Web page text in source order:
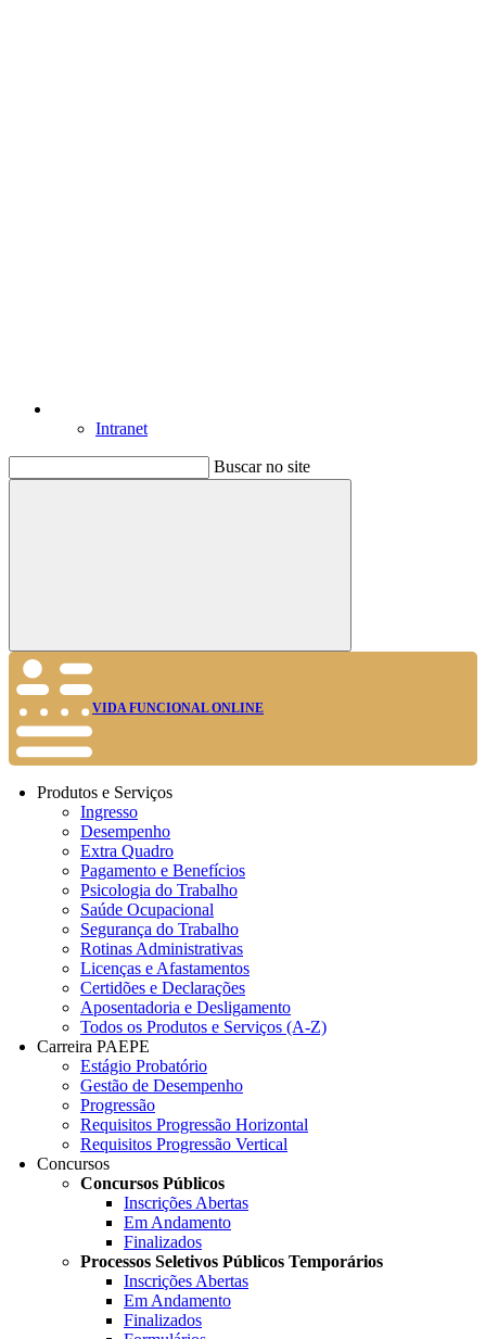
Intranet
Buscar no site
Buscar
VIDA FUNCIONAL ONLINE
Produtos e Serviços
Ingresso
Desempenho
Extra Quadro
Pagamento e Benefícios
Psicologia do Trabalho
Saúde Ocupacional
Segurança do Trabalho
Rotinas Administrativas
Licenças e Afastamentos
Certidões e Declarações
Aposentadoria e Desligamento
Todos os Produtos e Serviços (A-Z)
Carreira PAEPE
Estágio Probatório
Gestão de Desempenho
Progressão
Requisitos Progressão Horizontal
Requisitos Progressão Vertical
Concursos
Concursos Públicos
Inscrições Abertas
Em Andamento
Finalizados
Processos Seletivos Públicos Temporários
Inscrições Abertas
Em Andamento
Finalizados